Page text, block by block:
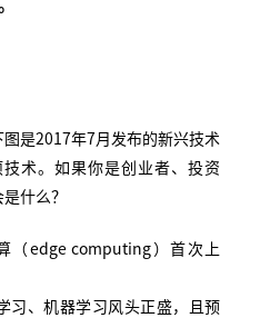
是2017年7月发布的新兴技术
术。如果你是创业者、投资
什么？
（edge computing）首次上
习、机器学习风头正盛，且预